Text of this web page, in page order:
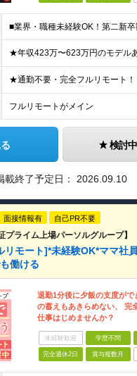
フルリモートがメイン
検討
載終了予定日： 2026.09.10
面接情報有 自己PR不要
プライム上場パーソルグループ】
リモート]*未経験OK*ママ社
働ける
退勤1分後に夕飯の支度が
の蓄えもあきらめない、 完
仕事はじめませんか？
未経験歓迎 学歴不問
完全週休2日 賞与複数月